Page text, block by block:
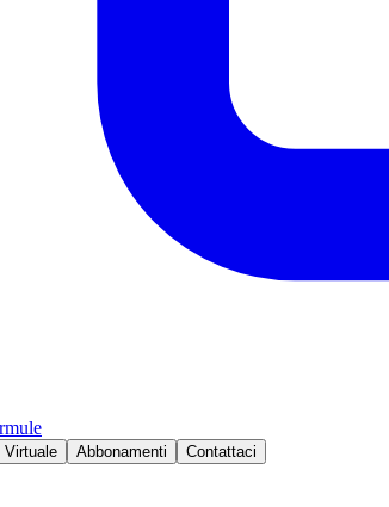
Virtuale Abbonamenti Contattaci